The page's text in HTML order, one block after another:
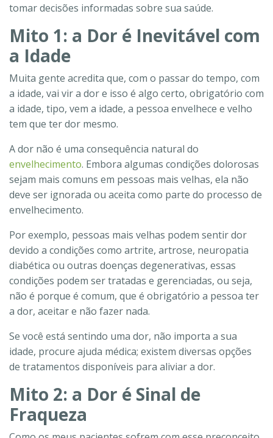
tomar decisões informadas sobre sua saúde.
Mito 1: a Dor é Inevitável com
a Idade
Muita gente acredita que, com o passar do tempo, com
a idade, vai vir a dor e isso é algo certo, obrigatório com
a idade, tipo, vem a idade, a pessoa envelhece e velho
tem que ter dor mesmo.
A dor não é uma consequência natural do
envelhecimento. Embora algumas condições dolorosas
sejam mais comuns em pessoas mais velhas, ela não
deve ser ignorada ou aceita como parte do processo de
envelhecimento.
Por exemplo, pessoas mais velhas podem sentir dor
devido a condições como artrite, artrose, neuropatia
diabética ou outras doenças degenerativas, essas
condições podem ser tratadas e gerenciadas, ou seja,
não é porque é comum, que é obrigatório a pessoa ter
a dor, aceitar e não fazer nada.
Se você está sentindo uma dor, não importa a sua
idade, procure ajuda médica; existem diversas opções
de tratamentos disponíveis para aliviar a dor.
Mito 2: a Dor é Sinal de
Fraqueza